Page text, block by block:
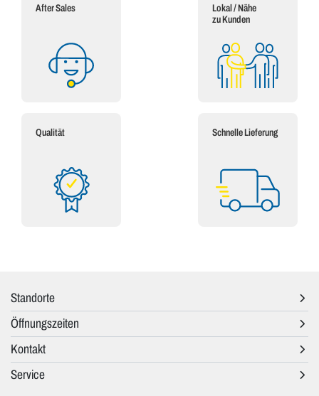
After Sales
Lokal / Nähe
zu Kunden
Qualität Schnelle Lieferung
Standorte
Öffnungszeiten
Kontakt
Service